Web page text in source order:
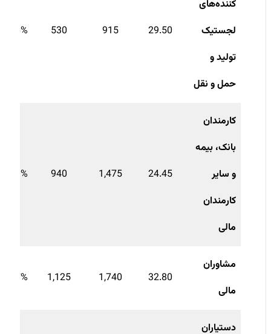
کننده‌های
لجستیک
تولید و
حمل و نقل
29.50
915
530
72.6%
کارمندان
بانک، بیمه
و سایر
کارمندان
مالی
24.45
1,475
940
56.9%
مشاوران
مالی
32.80
1,740
1,125
54.7%
دستیاران